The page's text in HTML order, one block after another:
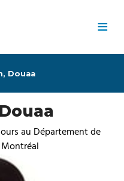
≡
Douaa
au Département de